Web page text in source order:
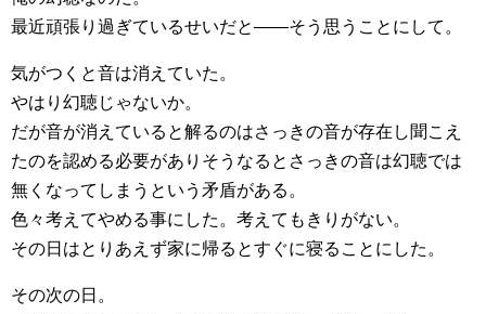
最近頑張り過ぎているせいだと――そう思うことにして。
気がつくと音は消えていた。
やはり幻聴じゃないか。
だが音が消えていると解るのはさっきの音が存在し聞こえ
たのを認める必要がありそうなるとさっきの音は幻聴では
無くなってしまうという矛盾がある。
色々考えてやめる事にした。考えてもきりがない。
その日はとりあえず家に帰るとすぐに寝ることにした。
その次の日。